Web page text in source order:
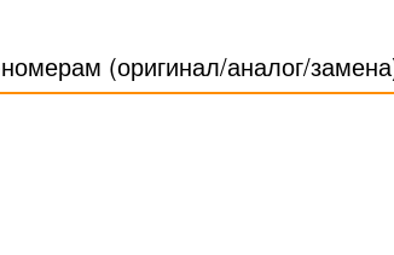
(оригинал/аналог/